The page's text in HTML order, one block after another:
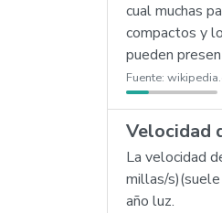
cual muchas
compactos y
pueden
Fuente:
Velocidad
La velocidad
millas/
año luz.